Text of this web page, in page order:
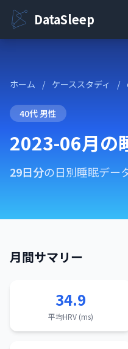
DataSleep
ホーム / ケーススタディ /
40代 男性
2023-06月の
29日分の日別睡眠デー
月間サマリー
34.9
平均HRV (ms)